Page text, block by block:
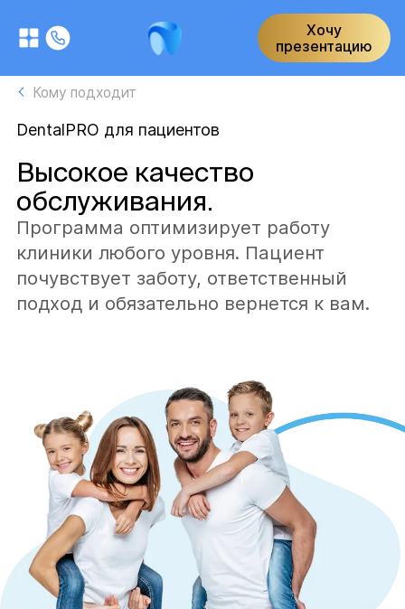
Хочу
презентацию
Кому подходит
DentalPRO для пациентов
Высокое качество
обслуживания.
Программа оптимизирует работу
клиники любого уровня. Пациент
почувствует заботу, ответственный
подход и обязательно вернется к вам.